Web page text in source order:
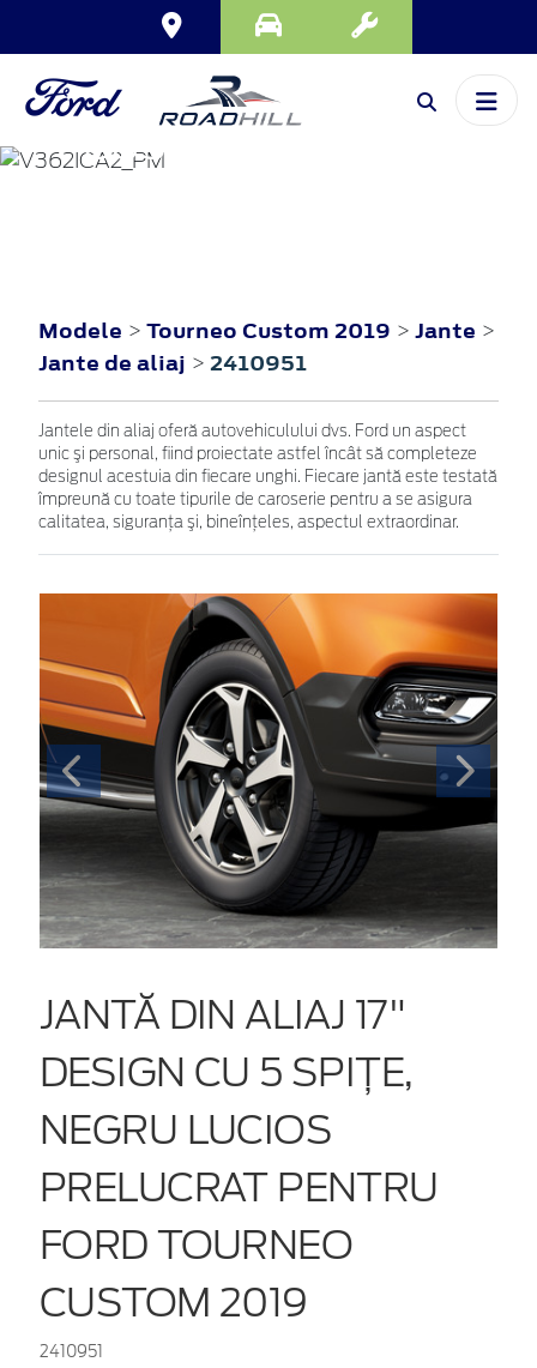
TOURNEO
CUSTOM
Modele > Tourneo Custom 2019 > Jante >
Jante de aliaj > 2410951
Jantele din aliaj oferă autovehiculului dvs. Ford un aspect
unic şi personal, fiind proiectate astfel încât să completeze
designul acestuia din fiecare unghi. Fiecare jantă este testată
împreună cu toate tipurile de caroserie pentru a se asigura
calitatea, siguranţa şi, bineînţeles, aspectul extraordinar.
JANTĂ DIN ALIAJ 17"
DESIGN CU 5 SPIŢE,
NEGRU LUCIOS
PRELUCRAT PENTRU
FORD TOURNEO
CUSTOM 2019
2410951